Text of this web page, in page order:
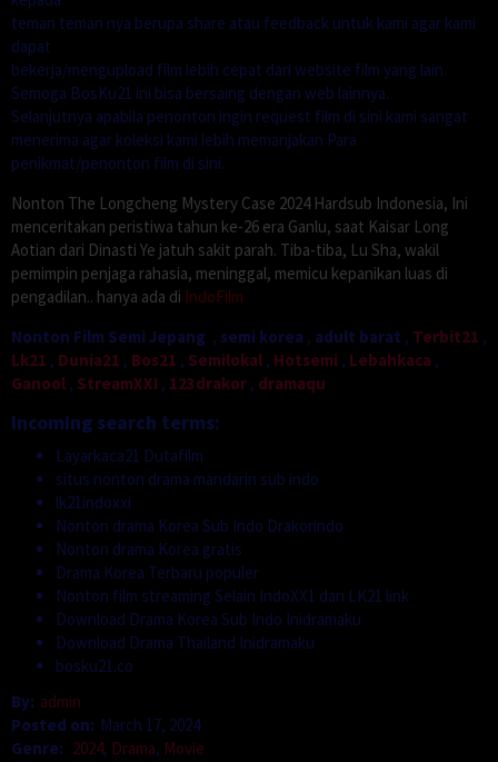
teman teman nya berupa share atau feedback untuk kami agar kami
dapat
bekerja/mengupload film lebih cepat dari website film yang lain.
Semoga BosKu21 ini bisa bersaing dengan web lainnya.
Selanjutnya apabila penonton ingin request film di sini kami sangat
menerima agar koleksi kami lebih memanjakan Para
penikmat/penonton film di sini.
Nonton The Longcheng Mystery Case 2024 Hardsub Indonesia, Ini
menceritakan peristiwa tahun ke-26 era Ganlu, saat Kaisar Long
Aotian dari Dinasti Ye jatuh sakit parah. Tiba-tiba, Lu Sha, wakil
pemimpin penjaga rahasia, meninggal, memicu kepanikan luas di
pengadilan.. hanya ada di IndoFilm
Nonton Film Semi Jepang , semi korea , adult barat , Terbit21 ,
Lk21 , Dunia21 , Bos21 , Semilokal , Hotsemi , Lebahkaca ,
Ganool , StreamXXI , 123drakor , dramaqu
Incoming search terms:
Layarkaca21 Dutafilm
situs nonton drama mandarin sub indo
lk21indoxxi
Nonton drama Korea Sub Indo Drakorindo
Nonton drama Korea gratis
Drama Korea Terbaru populer
Nonton film streaming Selain IndoXX1 dan LK21 link
Download Drama Korea Sub Indo Inidramaku
Download Drama Thailand Inidramaku
bosku21.co
By: admin
Posted on: March 17, 2024
Genre: 2024, Drama, Movie